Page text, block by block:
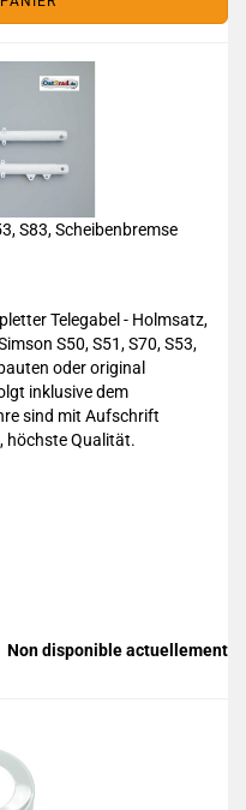
S83, Scheibenbremse
Telegabel - Holmsatz,
S50, S51, S70, S53,
oder original
inklusive dem
sind mit Aufschrift
höchste Qualität.
Non disponible actuellement